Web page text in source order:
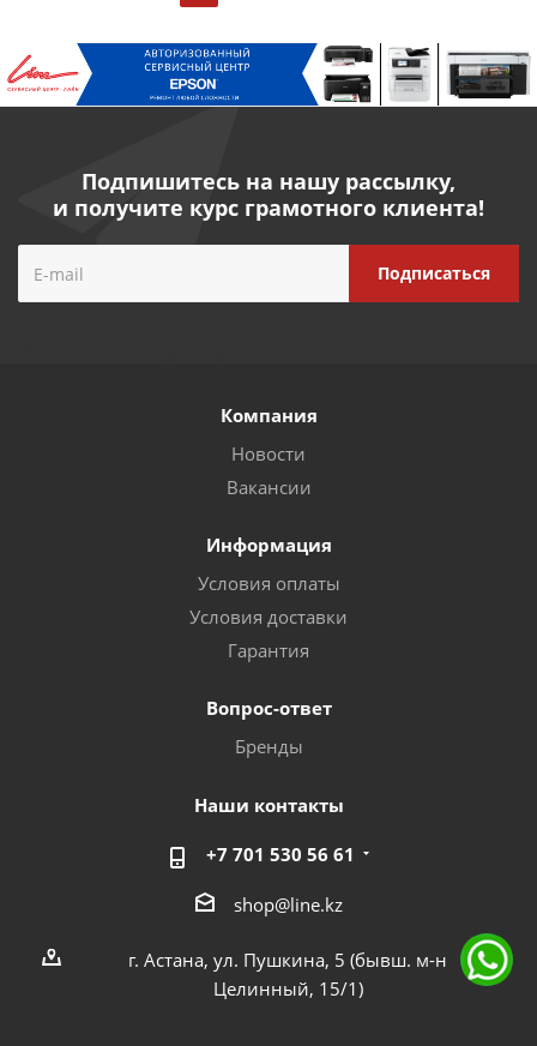
Подпишитесь на нашу рассылку,
и получите курс грамотного клиента!
Компания
Новости
Вакансии
Информация
Условия оплаты
Условия доставки
Гарантия
Вопрос-ответ
Бренды
Наши контакты
+7 701 530 56 61
shop@line.kz
г. Астана, ул. Пушкина, 5 (бывш. м-н
Целинный, 15/1)